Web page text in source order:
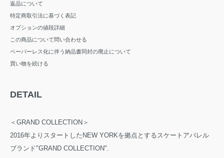
返品について
特定商取引法に基づく表記
オプションの値段詳細
この商品について問い合わせる
ペーパーレス化に伴う納品書同封の廃止について
買い物を続ける
DETAIL
＜GRAND COLLECTION＞
2016年よりスタートしたNEW YORKを拠点とするスケートアパレル
ブランド"GRAND COLLECTION".